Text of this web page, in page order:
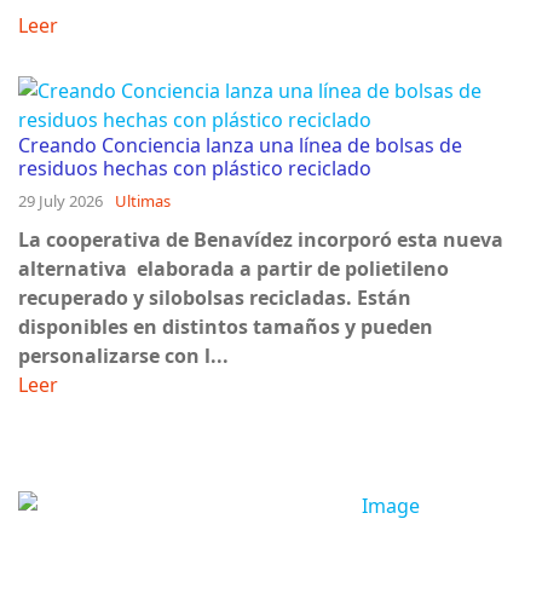
Leer
Creando Conciencia lanza una línea de bolsas de
residuos hechas con plástico reciclado
29 July 2026 Ultimas
La cooperativa de Benavídez incorporó esta nueva
alternativa elaborada a partir de polietileno
recuperado y silobolsas recicladas. Están
disponibles en distintos tamaños y pueden
personalizarse con l...
Leer